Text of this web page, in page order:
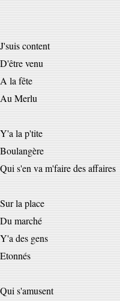
J'suis content
D'être venu
A la fête
Au Merlu
Y'a la p'tite
Boulangère
Qui s'en va m'faire des affaires
Sur la place
Du marché
Y'a des gens
Etonnés
Qui s'amusent